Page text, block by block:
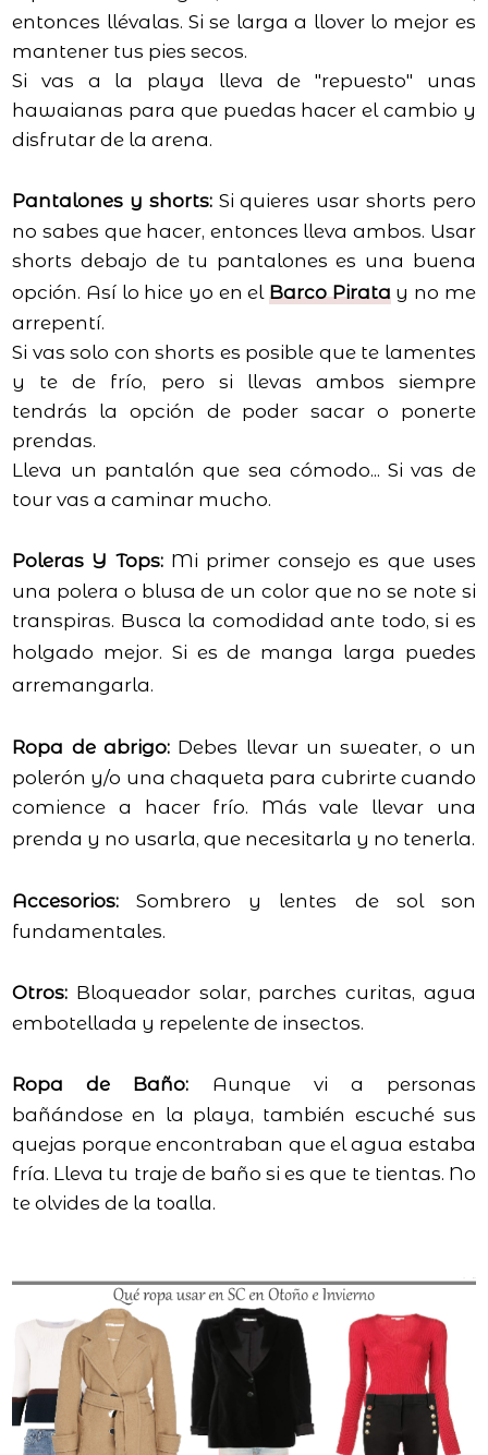
entonces llévalas. Si se larga a llover lo mejor es
mantener tus pies secos.
Si vas a la playa lleva de "repuesto" unas
hawaianas para que puedas hacer el cambio y
disfrutar de la arena.
Pantalones y shorts: Si quieres usar shorts pero
no sabes que hacer, entonces lleva ambos. Usar
shorts debajo de tu pantalones es una buena
opción. Así lo hice yo en elBarco Piratay no me
arrepentí.
Si vas solo con shorts es posible que te lamentes
y te de frío, pero si llevas ambos siempre
tendrás la opción de poder sacar o ponerte
prendas.
Lleva un pantalón que sea cómodo... Si vas de
tour vas a caminar mucho.
Poleras Y Tops: Mi primer consejo es que uses
una polera o blusa de un color que no se note si
transpiras. Busca la comodidad ante todo, si es
holgado mejor. Si es de manga larga puedes
arremangarla.
Ropa de abrigo: Debes llevar un sweater, o un
polerón y/o una chaqueta para cubrirte cuando
comience a hacer frío. Más vale llevar una
prenda y no usarla, que necesitarla y no tenerla.
Accesorios: Sombrero y lentes de sol son
fundamentales.
Otros: Bloqueador solar, parches curitas, agua
embotellada y repelente de insectos.
Ropa de Baño: Aunque vi a personas
bañándose en la playa, también escuché sus
quejas porque encontraban que el agua estaba
fría. Lleva tu traje de baño si es que te tientas. No
te olvides de la toalla.